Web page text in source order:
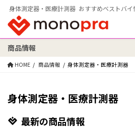
身体測定器・医療計測器 おすすめベストバイ
検索:
商品情報
HOME 商品情報 身体測定器・医療計測器
身体測定器・医療計測器
最新の商品情報